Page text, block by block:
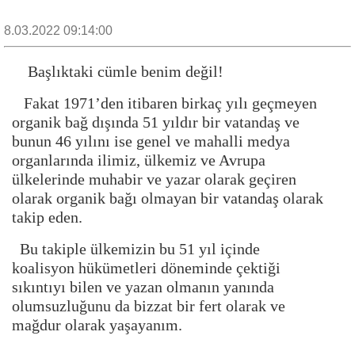
8.03.2022 09:14:00
Başlıktaki cümle benim değil!
Fakat 1971’den itibaren birkaç yılı geçmeyen
organik bağ dışında 51 yıldır bir vatandaş ve
bunun 46 yılını ise genel ve mahalli medya
organlarında ilimiz, ülkemiz ve Avrupa
ülkelerinde muhabir ve yazar olarak geçiren
olarak organik bağı olmayan bir vatandaş olarak
takip eden.
Bu takiple ülkemizin bu 51 yıl içinde
koalisyon hükümetleri döneminde çektiği
sıkıntıyı bilen ve yazan olmanın yanında
olumsuzluğunu da bizzat bir fert olarak ve
mağdur olarak yaşayanım.